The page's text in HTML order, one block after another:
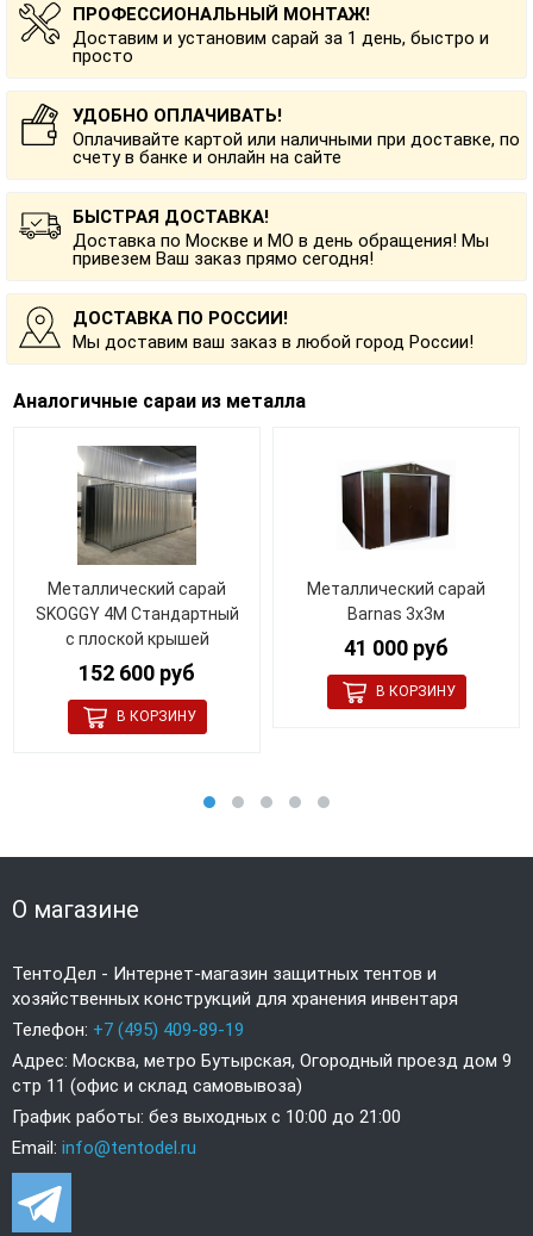
ПРОФЕССИОНАЛЬНЫЙ МОНТАЖ!
Доставим и установим сарай за 1 день, быстро и
просто
УДОБНО ОПЛАЧИВАТЬ!
Оплачивайте картой или наличными при доставке, по
счету в банке и онлайн на сайте
БЫСТРАЯ ДОСТАВКА!
Доставка по Москве и МО в день обращения! Мы
привезем Ваш заказ прямо сегодня!
ДОСТАВКА ПО РОССИИ!
Мы доставим ваш заказ в любой город России!
Аналогичные сараи из металла
Металлический сарай
SKOGGY 4М Стандартный
с плоской крышей
152 600 руб
Металлический сарай
Barnas 3x3м
41 000 руб
О магазине
ТентоДел - Интернет-магазин защитных тентов и
хозяйственных конструкций для хранения инвентаря
Телефон: +7 (495) 409-89-19
Адрес: Москва, метро Бутырская, Огородный проезд дом 9
стр 11 (офис и склад самовывоза)
График работы: без выходных с 10:00 до 21:00
Email: info@tentodel.ru